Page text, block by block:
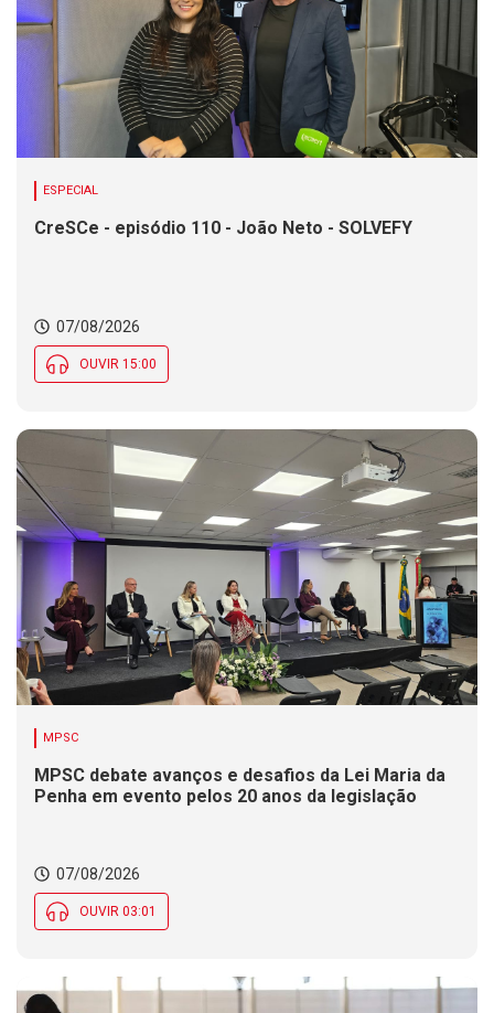
ESPECIAL
CreSCe - episódio 110 - João Neto - SOLVEFY
07/08/2026
OUVIR 15:00
MPSC
MPSC debate avanços e desafios da Lei Maria da
Penha em evento pelos 20 anos da legislação
07/08/2026
OUVIR 03:01